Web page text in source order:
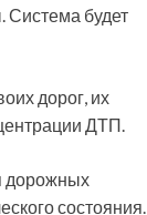
Система будет
дорог, их
ДТП.
дорожных
состояния.